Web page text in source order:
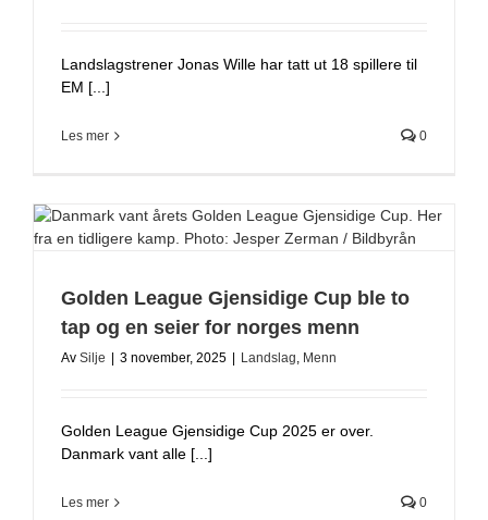
Landslagstrener Jonas Wille har tatt ut 18 spillere til
EM [...]
Les mer 0
Golden League Gjensidige Cup ble to
tap og en seier for norges menn
Av Silje 3 november, 2025 Landslag, Menn
Golden League Gjensidige Cup 2025 er over.
Danmark vant alle [...]
Les mer 0